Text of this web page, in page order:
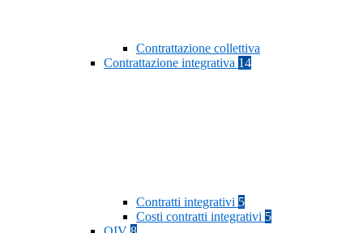
Contrattazione collettiva
Contrattazione integrativa 14
Contratti integrativi 5
Costi contratti integrativi 5